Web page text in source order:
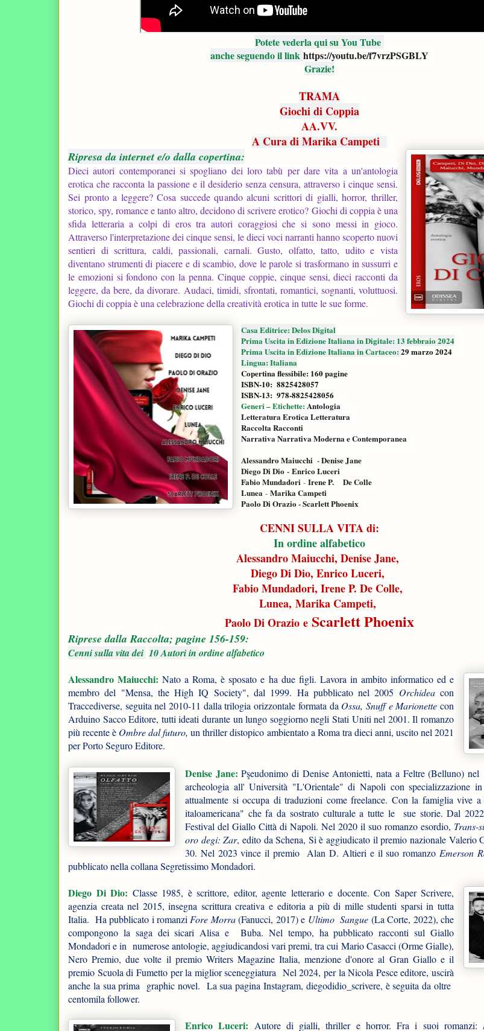
Potete vederla qui su You Tube
anche seguendo il link https://youtu.be/f7vrzPSGBLY
Grazie!
TRAMA
Giochi di Coppia
AA.VV.
A Cura di Marika Campeti
Ripresa da internet e/o dalla copertina:
Dieci autori contemporanei si spogliano dei loro tabù per dare vita a un'antologia
erotica che racconta la passione e il desiderio senza censura, attraverso i cinque sensi.
Sei pronto a leggere? Cosa succede quando alcuni scrittori di gialli, horror, thriller,
storico, spy, romance e tanto altro, decidono di scrivere erotico? Giochi di coppia è una
sfida letteraria a colpi di eros tra autori coraggiosi che si sono messi in gioco.
Attraverso l'interpretazione dei cinque sensi, le dieci voci narranti hanno scoperto nuovi
sentieri di scrittura, caldi, passionali, carnali. Gusto, olfatto, tatto, udito e vista
diventano strumenti di piacere e di scambio, dove le parole si trasformano in sussurri e
le emozioni si fondono con la penna.Cinque coppie, cinque sensi, dieci racconti da
leggere, da bere, da divorare. Audaci, timidi, sfrontati, romantici, sognanti, voluttuosi.
Giochi di coppia è una celebrazione della creatività erotica in tutte le sue forme.
Casa Editrice: Delos Digital
Prima Uscita in Edizione Italiana in Digitale: 13 febbraio 2024
Prima Uscita in Edizione Italiana in Cartaceo: 29 marzo 2024
Lingua: Italiana
Copertina flessibile: ‎160 pagine
ISBN-10: ‎ 8825428057
ISBN-13: ‎ 978-8825428056
Generi – Etichette:Antologia
Letteratura EroticaLetteratura
RaccoltaRacconti
NarrativaNarrativa Moderna e Contemporanea
Alessandro Maiucchi -Denise Jane
Diego Di Dio - Enrico Luceri
Fabio Mundadori - Irene P. De Colle
Lunea - Marika Campeti
Paolo Di Orazio -Scarlett Phoenix
CENNI SULLA VITA di:
In ordine alfabetico
Alessandro Maiucchi, Denise Jane,
Diego Di Dio, Enrico Luceri,
Fabio Mundadori, Irene P. De Colle,
Lunea, Marika Campeti,
Paolo Di Orazio e Scarlett Phoenix
Riprese dalla Raccolta; pagine 156-159:
Cenni sulla vita dei 10 Autori in ordine alfabetico
Alessandro Maiucchi: Nato a Roma, è sposato e ha due figli. Lavora in ambito informatico ed e
membro del "Mensa, the High IQ Society", dal 1999. Ha pubblicato nel 2005 Orchideacon
Traccediverse, seguita nel 2010-11 dalla trilogia orizzontale formata da Ossa, Snuff e Marionette con
Arduino Sacco Editore, tutti ideati durante un lungo soggiorno negli Stati Uniti nel 2001. Il romanzo
più recente è Ombre dal futuro, un thriller distopico ambientato a Roma tra dieci anni, uscito nel 2021
per Porto Seguro Editore.
Denise Jane: Pşeudonimo di Denise Antonietti, nata a Feltre (Belluno)
archeologia all' Università "L'Orientale" di Napoli con specializzazione in
attualmente si occupa di traduzioni come freelance. Con la famiglia
italoamericana" che fa da sostrato culturale a tutte le sue storie. Dal
Festival del Giallo Città di Napoli. Nel 2020 il suo romanzo esordio, Trans-
oro degi: Zar, edito da Schena, Si è aggiudicato il premio nazionale Valerio
30. Nel 2023 vince il premio Alan D. Altieri e il suo romanzo Emerson
pubblicato nella collana Segretissimo Mondadori.
Diego Di Dio: Classe 1985, è scrittore, editor, agente letterario e docente. Con Saper Scrivere,
agenzia creata nel 2015, insegna scrittura creativa e editoria a più di mille studenti sparsi in tutta
Italia. Ha pubblicato i romanzi Fore Morra(Fanucci, 2017) e Ultimo Sangue (La Corte, 2022), che
compongono la saga dei sicari Alisa e Buba. Nel tempo, ha pubblicato racconti sul Giallo
Mondadori e in numerose antologie, aggiudicandosi vari premi, tra cui Mario Casacci (Orme Gialle),
Nero Premio, due volte il premio Writers Magazine Italia, menzione d'onore al Gran Giallo e il
premio Scuola di Fumetto per la miglior sceneggiatura Nel 2024, per la Nicola Pesce editore, uscirà
anche la sua prima graphic novel. La sua pagina Instagram, diegodidio_scrivere, è seguita da oltre
centomila follower.
Enrico Luceri: Autore di gialli, thriller e horror. Fra i suoi romanzi: